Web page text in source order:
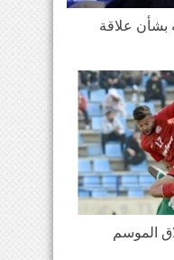
بشأن علاقة
الموسم